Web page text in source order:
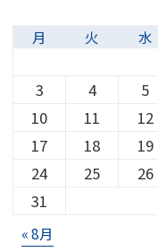
月 火 水
« 8月
3
4 5
10
11 12
17
18 19
24
25 26
31